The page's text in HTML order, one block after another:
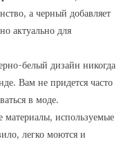
а черный добавляет
актуально для
белый дизайн никогда
Вам не придется часто
в моде.
материалы, используемые
легко моются и